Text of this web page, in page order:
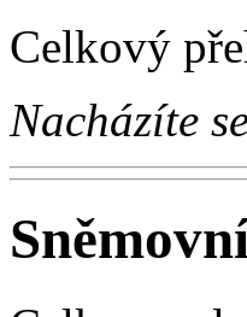
Celkový
Nacházíte